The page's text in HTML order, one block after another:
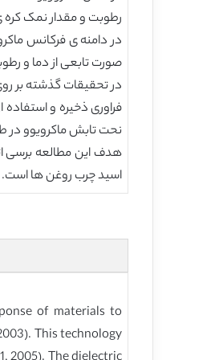
صورت تابعی از دما و
در تحقیقات گذشته بر
فراوری ذخیره و
نحت تابش ماکرویوو در
هدف این مطالعه برسی
اسید چرب روغن ها است.
of materials to
This technology